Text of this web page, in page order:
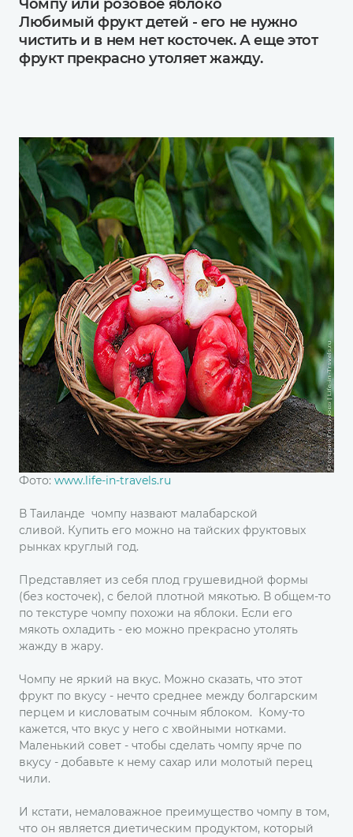
Чомпу или розовое яблоко
Любимый фрукт детей - его не нужно
чистить и в нем нет косточек. А еще этот
фрукт прекрасно утоляет жажду.
Фото: www.life-in-travels.ru
В Таиланде чомпу назвают малабарской
сливой. Купить его можно на тайских фруктовых
рынках круглый год.
Представляет из себя плод грушевидной формы
(без косточек), с белой плотной мякотью. В общем-то
по текстуре чомпу похожи на яблоки. Если его
мякоть охладить - ею можно прекрасно утолять
жажду в жару.
Чомпу не яркий на вкус. Можно сказать, что этот
фрукт по вкусу - нечто среднее между болгарским
перцем и кисловатым сочным яблоком. Кому-то
кажется, что вкус у него с хвойными нотками.
Маленький совет - чтобы сделать чомпу ярче по
вкусу - добавьте к нему сахар или молотый перец
чили.
И кстати, немаловажное преимущество чомпу в том,
что он является диетическим продуктом, который